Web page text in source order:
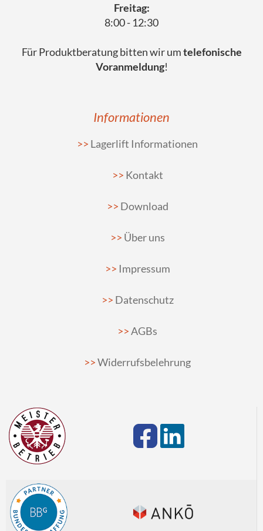
Freitag:
8:00 - 12:30
Für Produktberatung bitten wir umtelefonische
Voranmeldung!
Informationen
Lagerlift Informationen
Kontakt
Download
Über uns
Impressum
Datenschutz
AGBs
Widerrufsbelehrung